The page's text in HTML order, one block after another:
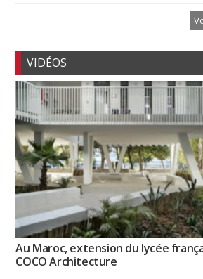
VIDÉOS
Au Maroc, extension du lycée
COCO Architecture